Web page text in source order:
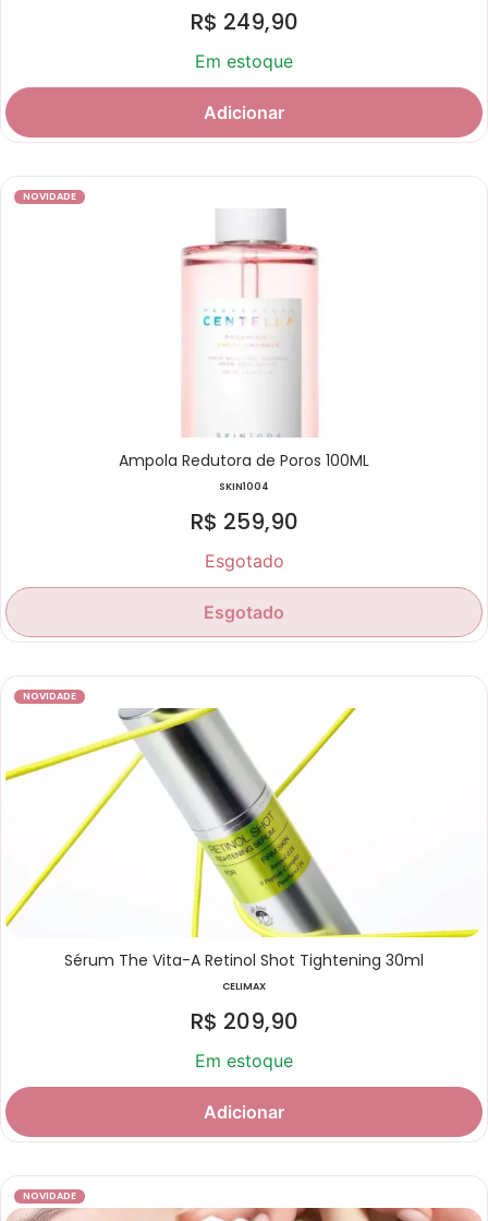
R$ 249,90
Em estoque
Adicionar
NOVIDADE
Ampola Redutora de Poros 100ML
SKIN1004
R$ 259,90
Esgotado
Esgotado
NOVIDADE
Sérum The Vita-A Retinol Shot Tightening 30ml
CELIMAX
R$ 209,90
Em estoque
Adicionar
NOVIDADE